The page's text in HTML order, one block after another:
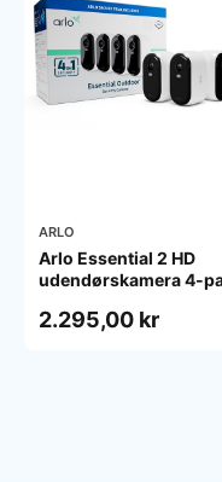
ARLO
Arlo Essential 2 HD
udendørskamera 4-
2.295,00 kr